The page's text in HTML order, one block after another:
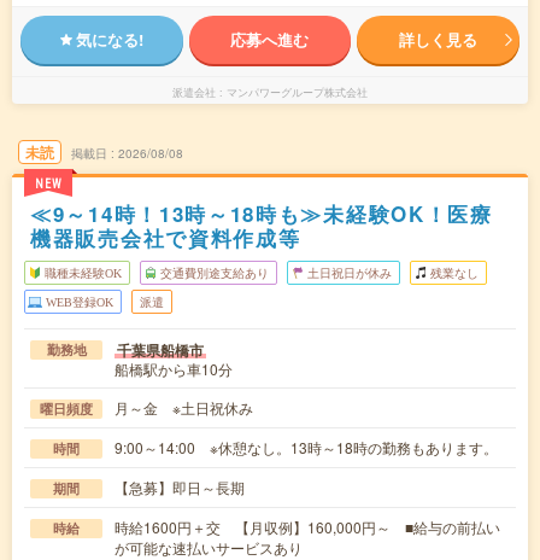
気になる! 応募へ進む 詳しく見る
派遣会社 マンパワーグループ株式会社
未読
NEW
掲載日 2026/08/08
≪9～14時！13時～18時も≫未経験OK！医療
機器販売会社で資料作成等
職種未経験OK 交通費別途支給あり 土日祝日が休み 残業なし
WEB登録OK 派遣
勤務地 千葉県船橋市
船橋駅から車10分
曜日頻度 月～金 ※土日祝休み
時間 9:00～14:00 ※休憩なし。13時～18時の勤務もあります。
期間 【急募】即日～長期
時給
時給1600円＋交 【月収例】160,000円～ ■給与の前払い
が可能な速払いサービスあり